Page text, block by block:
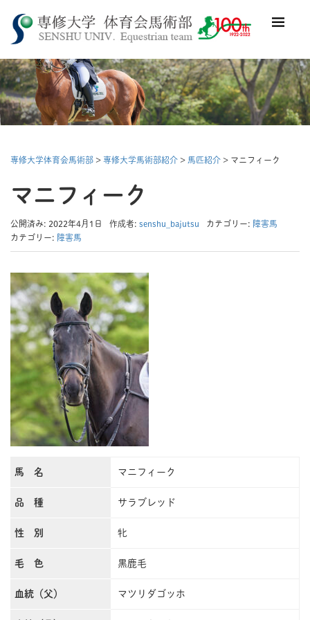
専修大学体育会馬術部 > 専修大学馬術部紹介 > 馬匹紹介 > マニフィーク
マニフィーク
公開済み: 2022年4月1日 作成者: senshu_bajutsu カテゴリー: 障害馬
カテゴリー: 障害馬
馬 名 マニフィーク
品 種 サラブレッド
性 別 牝
毛 色 黒鹿毛
血統（父） マツリダゴッホ